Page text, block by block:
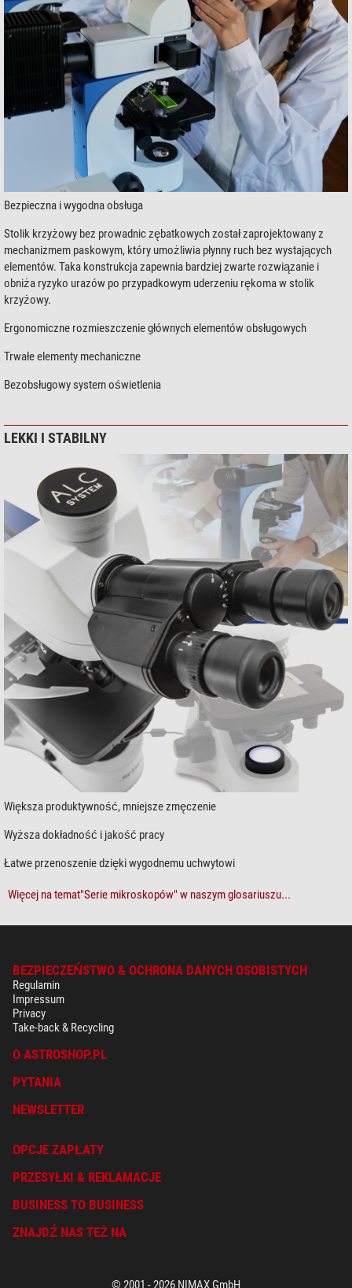
Bezpieczna i wygodna obsługa
Stolik krzyżowy bez prowadnic zębatkowych został zaprojektowany z
mechanizmem paskowym, który umożliwia płynny ruch bez wystających
elementów. Taka konstrukcja zapewnia bardziej zwarte rozwiązanie i
obniża ryzyko urazów po przypadkowym uderzeniu rękoma w stolik
krzyżowy.
Ergonomiczne rozmieszczenie głównych elementów obsługowych
Trwałe elementy mechaniczne
Bezobsługowy system oświetlenia
LEKKI I STABILNY
Większa produktywność, mniejsze zmęczenie
Wyższa dokładność i jakość pracy
Łatwe przenoszenie dzięki wygodnemu uchwytowi
Więcej na temat"Serie mikroskopów" w naszym glosariuszu...
BEZPIECZEŃSTWO & OCHRONA DANYCH OSOBISTYCH
Regulamin
Impressum
Privacy
Take-back & Recycling
O ASTROSHOP.PL
PYTANIA
NEWSLETTER
OPCJE ZAPŁATY
PRZESYŁKI & REKLAMACJE
BUSINESS TO BUSINESS
ZNAJDŹ NAS TEŻ NA
© 2001 - 2026 NIMAX GmbH